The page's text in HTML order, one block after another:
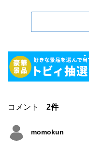
コメント 2件
momokun